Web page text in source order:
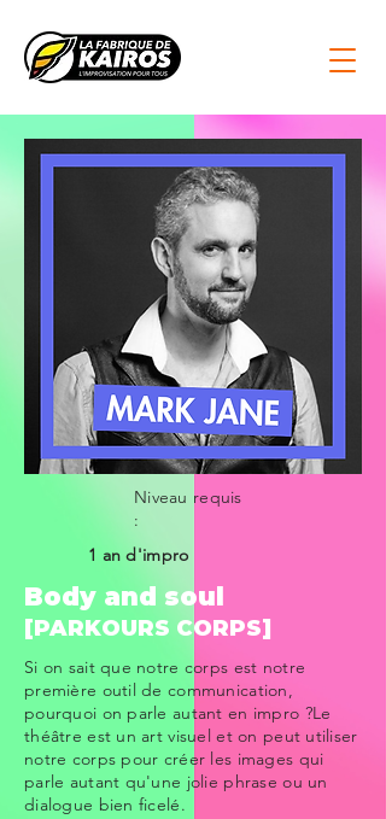
Niveau requis
:
1 an d'impro
Body and soul
[PARKOURS CORPS]
Si on sait que notre corps est notre
première outil de communication,
pourquoi on parle autant en impro ?Le
théâtre est un art visuel et on peut utiliser
notre corps pour créer les images qui
parle autant qu'une jolie phrase ou un
dialogue bien ficelé.